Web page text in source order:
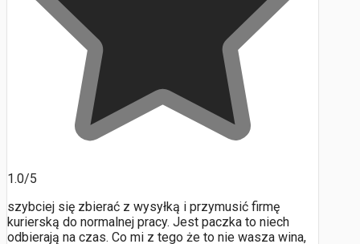
1.0/5
szybciej się zbierać z wysyłką i przymusić firmę
kurierską do normalnej pracy. Jest paczka to niech
odbierają na czas. Co mi z tego że to nie wasza wina,